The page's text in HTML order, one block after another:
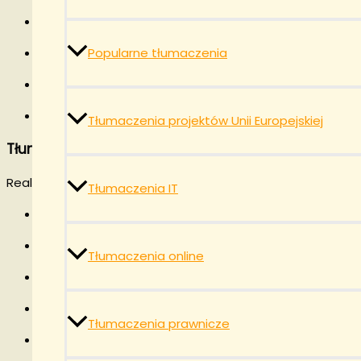
Popularne tłumaczenia
Tłumaczenia projektów Unii Europejskiej
Tłumaczenia IT
Tłumaczenia online
Tłumaczenia prawnicze
dokumenty pracownicze: obračun zarade, ugovor o
dokumenty medyczne.
Tłumaczenia zwykłe i specjalistyczne
Realizujemy również:
umowy, regulaminy, pisma korporacyjne,